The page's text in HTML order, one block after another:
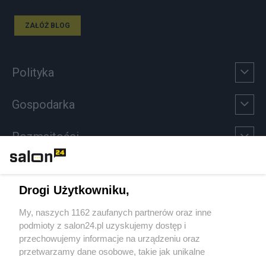
ZAŁÓŻ BLOG
Polityka
Gospodarka
Rozmaitości
Sport
Społeczeństwo
Drogi Użytkowniku,
My, naszych 1162 zaufanych partnerów oraz inne
podmioty z salon24.pl uzyskujemy dostęp i
przechowujemy informacje na urządzeniu oraz
przetwarzamy dane osobowe, takie jak unikalne